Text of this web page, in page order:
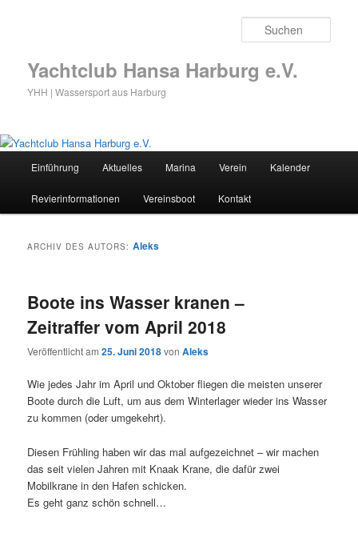
Yachtclub Hansa Harburg e.V.
YHH | Wassersport aus Harburg
Einführung Aktuelles Marina Verein Kalender
Revierinformationen Vereinsboot Kontakt
ARCHIV DES AUTORS:Aleks
Boote ins Wasser kranen –
Zeitraffer vom April 2018
Veröffentlicht am25. Juni 2018vonAleks
Wie jedes Jahr im April und Oktober fliegen die meisten unserer
Boote durch die Luft, um aus dem Winterlager wieder ins Wasser
zu kommen (oder umgekehrt).
Diesen Frühling haben wir das mal aufgezeichnet – wir machen
das seit vielen Jahren mit Knaak Krane, die dafür zwei
Mobilkrane in den Hafen schicken.
Es geht ganz schön schnell…